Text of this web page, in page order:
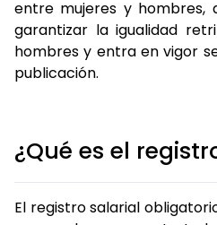
entre mujeres y hombres,
garantizar la igualidad
hombres y entra en vigor
publicación.
¿Qué es el
El registro salarial